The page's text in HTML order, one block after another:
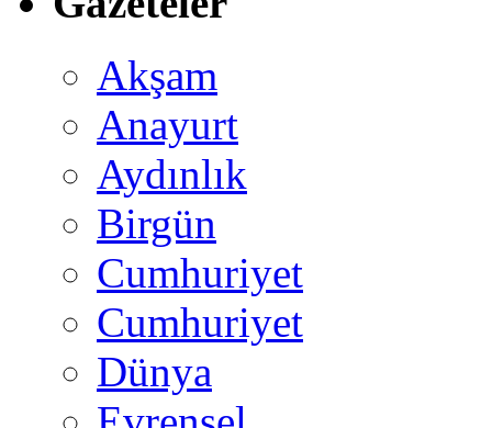
Akşam
Anayurt
Aydınlık
Birgün
Cumhuriyet
Cumhuriyet
Dünya